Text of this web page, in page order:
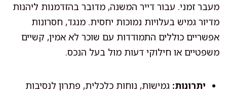
מעבר זמני. עבור דייר המשנה, מדובר בהזדמנות ליהנות
מדיור גמיש בעלויות נמוכות יחסית. מנגד, חסרונות
אפשריים כוללים התמודדות עם שוכר לא אמין, קשיים
משפטיים או חילוקי דעות מול בעל הנכס.
יתרונות: גמישות, נוחות כלכלית, פתרון לנסיבות